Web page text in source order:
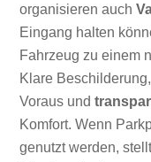
organisieren auch
Eingang halten
Fahrzeug zu einem
Klare
Voraus und
Komfort. Wenn
genutzt werden,